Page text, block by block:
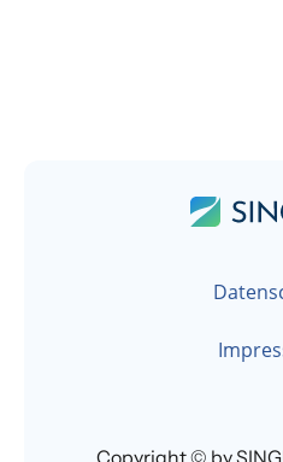
Copyright © by